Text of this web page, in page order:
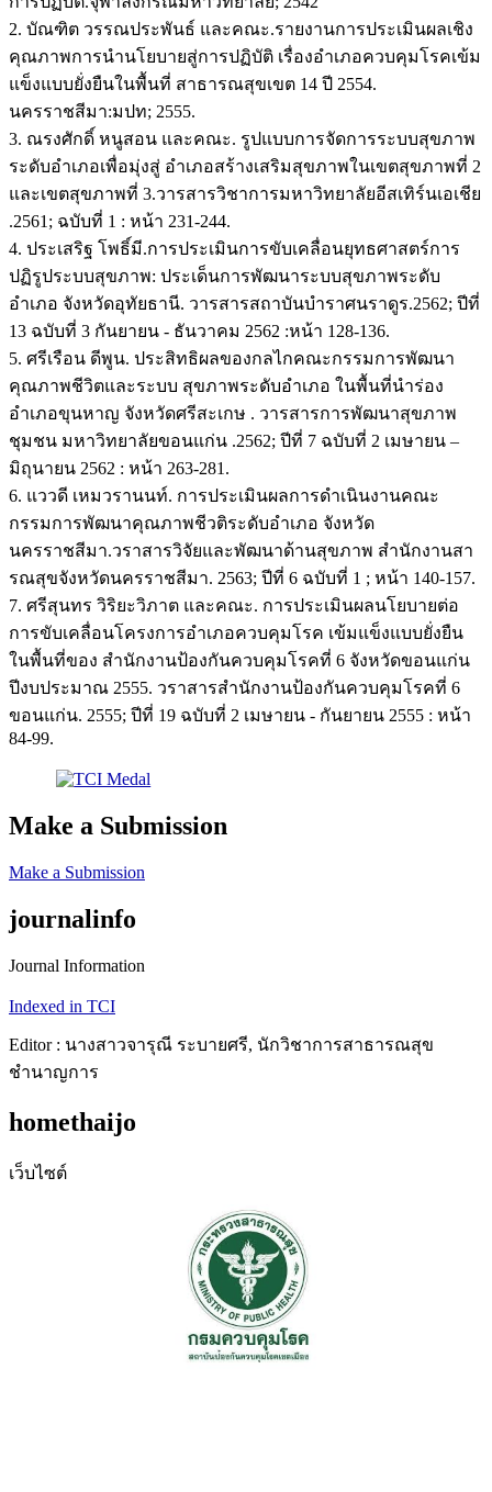
2. บัณฑิต วรรณประพันธ์ และคณะ.รายงานการประเมินผลเชิง
คุณภาพการนำนโยบายสู่การปฏิบัติ เรื่องอำเภอควบคุมโรคเข้ม
แข็งแบบยั่งยืนในพื้นที่ สาธารณสุขเขต 14 ปี 2554.
นครราชสีมา:มปท; 2555.
3. ณรงศักดิ์ หนูสอน และคณะ. รูปแบบการจัดการระบบสุขภาพ
ระดับอำเภอเพื่อมุ่งสู่ อำเภอสร้างเสริมสุขภาพในเขตสุขภาพที่ 2
และเขตสุขภาพที่ 3.วารสารวิชาการมหาวิทยาลัยอีสเทิร์นเอเชีย
.2561; ฉบับที่ 1 : หน้า 231-244.
4. ประเสริฐ โพธิ์มี.การประเมินการขับเคลื่อนยุทธศาสตร์การ
ปฏิรูประบบสุขภาพ: ประเด็นการพัฒนาระบบสุขภาพระดับ
อำเภอ จังหวัดอุทัยธานี. วารสารสถาบันบำราศนราดูร.2562; ปีที่
13 ฉบับที่ 3 กันยายน - ธันวาคม 2562 :หน้า 128-136.
5. ศรีเรือน ดีพูน. ประสิทธิผลของกลไกคณะกรรมการพัฒนา
คุณภาพชีวิตและระบบ สุขภาพระดับอำเภอ ในพื้นที่นําร่อง
อำเภอขุนหาญ จังหวัดศรีสะเกษ . วารสารการพัฒนาสุขภาพ
ชุมชน มหาวิทยาลัยขอนแก่น .2562; ปีที่ 7 ฉบับที่ 2 เมษายน –
มิถุนายน 2562 : หน้า 263-281.
6. แววดี เหมวรานนท์. การประเมินผลการดำเนินงานคณะ
กรรมการพัฒนาคุณภาพชีวติระดับอำเภอ จังหวัด
นครราชสีมา.วราสารวิจัยและพัฒนาด้านสุขภาพ สำนักงานสา
รณสุขจังหวัดนครราชสีมา. 2563; ปีที่ 6 ฉบับที่ 1 ; หน้า 140-157.
7. ศรีสุนทร วิริยะวิภาต และคณะ. การประเมินผลนโยบายต่อ
การขับเคลื่อนโครงการอำเภอควบคุมโรค เข้มแข็งแบบยั่งยืน
ในพื้นที่ของ สำนักงานป้องกันควบคุมโรคที่ 6 จังหวัดขอนแก่น
ปีงบประมาณ 2555. วราสารสำนักงานป้องกันควบคุมโรคที่ 6
ขอนแก่น. 2555; ปีที่ 19 ฉบับที่ 2 เมษายน - กันยายน 2555 : หน้า
84-99.
Make a Submission
Make a Submission
journalinfo
Journal Information
Indexed in TCI
Editor : นางสาวจารุณี ระบายศรี, นักวิชาการสาธารณสุข
ชำนาญการ
homethaijo
เว็บไซต์